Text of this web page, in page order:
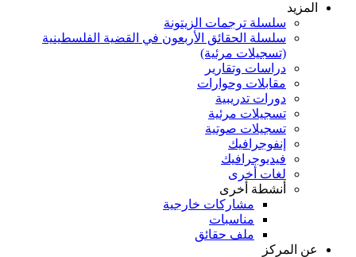
المزيد
سلسلة ترجمات الزيتونة
سلسلة الحقائق الأربعون في القضية الفلسطينية
(تسجيلات مرئية)
دراسات وتقارير
مقابلات وحوارات
دورات تدريبية
تسجيلات مرئية
تسجيلات صوتية
إنفوجرافيك
فيديوجرافيك
لغات أخرى
أنشطة أخرى
مشاركات خارجية
مناسبات
ملف حقائق
عن المركز